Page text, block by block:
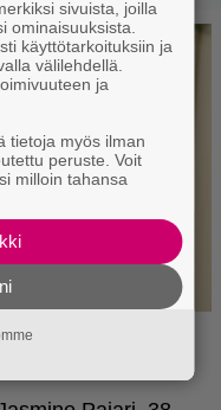
sivuista, joilla
ominaisuuksista.
käyttötarkoituksiin ja
välilehdellä.
ja
tietoja myös ilman
peruste. Voit
milloin tahansa